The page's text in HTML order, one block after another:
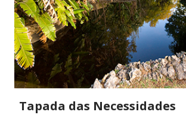
Tapada das Necessidades